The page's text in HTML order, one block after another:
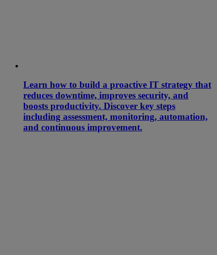
Learn how to build a proactive IT strategy that
reduces downtime, improves security, and
boosts productivity. Discover key steps
including assessment, monitoring, automation,
and continuous improvement.